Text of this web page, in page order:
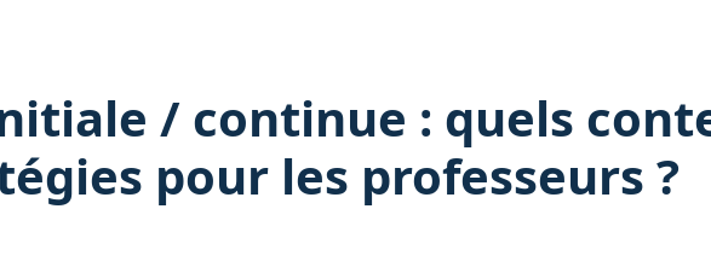
/ continue : quels
pour les professeurs ?